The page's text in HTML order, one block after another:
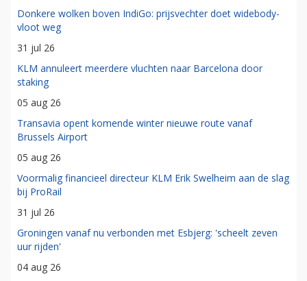
Donkere wolken boven IndiGo: prijsvechter doet widebody-
vloot weg
31 jul 26
KLM annuleert meerdere vluchten naar Barcelona door
staking
05 aug 26
Transavia opent komende winter nieuwe route vanaf
Brussels Airport
05 aug 26
Voormalig financieel directeur KLM Erik Swelheim aan de slag
bij ProRail
31 jul 26
Groningen vanaf nu verbonden met Esbjerg: 'scheelt zeven
uur rijden'
04 aug 26